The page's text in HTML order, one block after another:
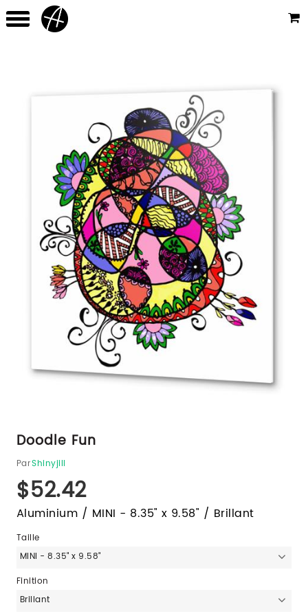
Doodle Fun
ParShinyjill
$52.42
Aluminium / MINI - 8.35" x 9.58" / Brillant
Taille
MINI - 8.35" x 9.58"
Finition
Brillant